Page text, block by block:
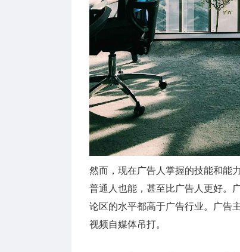
然而，现在广告人掌握的技能和能
普通人也能，甚至比广告人更好。
论区的水平都高于广告行业。广告
视频自媒体吊打。